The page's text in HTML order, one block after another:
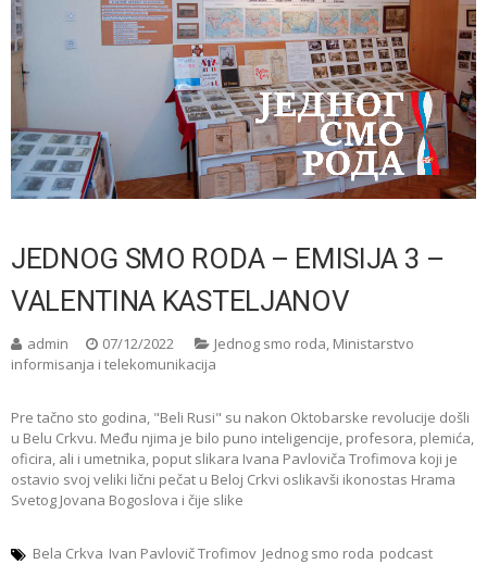
JEDNOG SMO RODA – EMISIJA 3 –
VALENTINA KASTELJANOV
admin 07/12/2022 Jednog smo roda, Ministarstvo
informisanja i telekomunikacija
Pre tačno sto godina, "Beli Rusi" su nakon Oktobarske revolucije došli
u Belu Crkvu. Među njima je bilo puno inteligencije, profesora, plemića,
oficira, ali i umetnika, poput slikara Ivana Pavloviča Trofimova koji je
ostavio svoj veliki lični pečat u Beloj Crkvi oslikavši ikonostas Hrama
Svetog Jovana Bogoslova i čije slike
Bela Crkva Ivan Pavlovič Trofimov Jednog smo roda podcast